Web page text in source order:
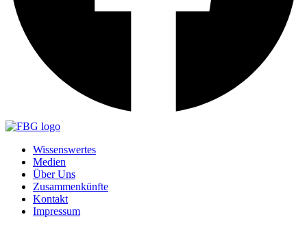
Wissenswertes
Medien
Über Uns
Zusammenkünfte
Kontakt
Impressum